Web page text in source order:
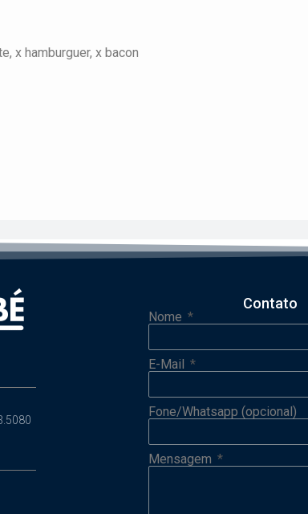
x hamburguer, x bacon
Contato
Nome
E-Mail
Fone/Whatsapp (opcional)
Mensagem